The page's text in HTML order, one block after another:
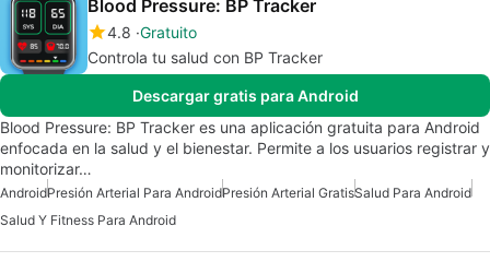
Blood Pressure: BP Tracker
4.8 Gratuito
Controla tu salud con BP Tracker
Descargar gratis para Android
Blood Pressure: BP Tracker es una aplicación gratuita para Android
enfocada en la salud y el bienestar. Permite a los usuarios registrar y
monitorizar…
AndroidPresión Arterial Para AndroidPresión Arterial GratisSalud Para Android
Salud Y Fitness Para Android